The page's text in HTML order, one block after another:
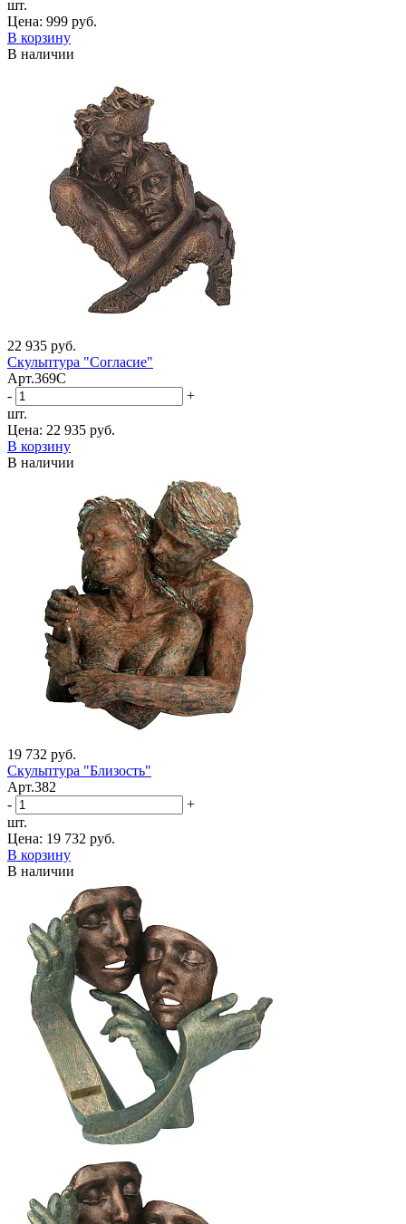
шт.
Цена: 999 руб.
В корзину
В наличии
22 935 руб.
Скульптура "Согласие"
Арт.369C
-
+
шт.
Цена: 22 935 руб.
В корзину
В наличии
19 732 руб.
Скульптура "Близость"
Арт.382
-
+
шт.
Цена: 19 732 руб.
В корзину
В наличии